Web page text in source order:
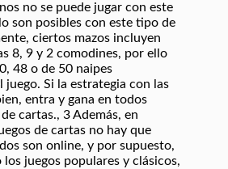
no se puede jugar con este
son posibles con este tipo de
ciertos mazos incluyen
8, 9 y 2 comodines, por ello
48 o de 50 naipes
juego. Si la estrategia con las
entra y gana en todos
cartas., 3 Además, en
de cartas no hay que
son online, y por supuesto,
juegos populares y clásicos,